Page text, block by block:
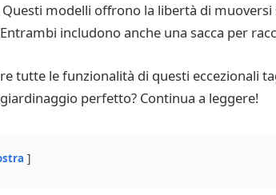
Questi modelli offrono la libertà di
includono anche una sacca per
tutte le funzionalità di questi eccezionali
perfetto? Continua a leggere!